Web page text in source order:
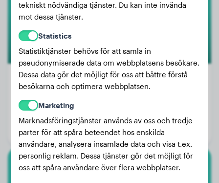
Vikt:
Ålder:
3 år, 2 månader
Kön:
Amerikansk Bully Xl
tekniskt nödvändiga tjänster. Du kan inte invända
mot dessa tjänster.
Statistics
Statistiktjänster behövs för att samla in
pseudonymiserade data om webbplatsens besökare.
Dessa data gör det möjligt för oss att bättre förstå
besökarna och optimera webbplatsen.
Marketing
Marknadsföringstjänster används av oss och tredje
parter för att spåra beteendet hos enskilda
användare, analysera insamlade data och visa t.ex.
personlig reklam. Dessa tjänster gör det möjligt för
oss att spåra användare över flera webbplatser.